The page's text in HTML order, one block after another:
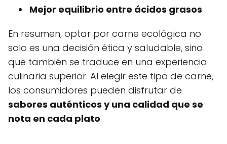
Mejor equilibrio entre ácidos grasos
En resumen, optar por carne ecológica no
solo es una decisión ética y saludable, sino
que también se traduce en una experiencia
culinaria superior. Al elegir este tipo de carne,
los consumidores pueden disfrutar de
sabores auténticos y una calidad que se
nota en cada plato.